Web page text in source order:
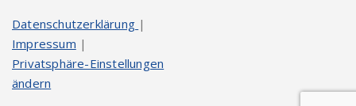
Datenschutzerklärung |
Impressum |
Privatsphäre-Einstellungen
ändern